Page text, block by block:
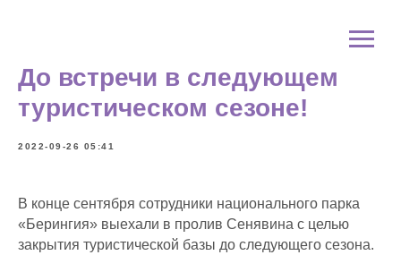
До встречи в следующем
туристическом сезоне!
2022-09-26 05:41
В конце сентября сотрудники национального парка
«Берингия» выехали в пролив Сенявина с целью
закрытия туристической базы до следующего сезона.